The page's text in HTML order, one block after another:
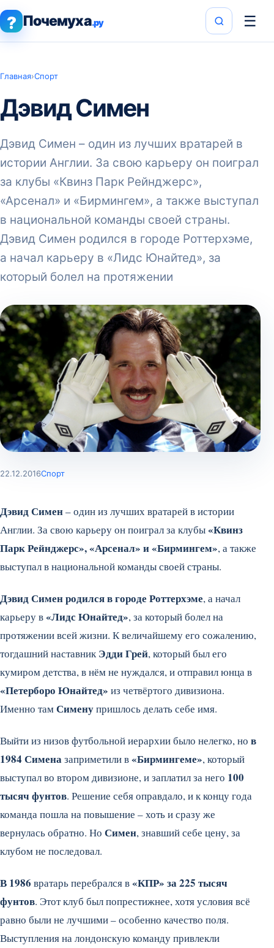
? Почемуха.ру ☰
Главная›Спорт
Дэвид Симен
Дэвид Симен – один из лучших вратарей в
истории Англии. За свою карьеру он поиграл
за клубы «Квинз Парк Рейнджерс»,
«Арсенал» и «Бирмингем», а также выступал
в национальной команды своей страны.
Дэвид Симен родился в городе Роттерхэме,
а начал карьеру в «Лидс Юнайтед», за
который болел на протяжении
22.12.2016Спорт
Дэвид Симен– один из лучших вратарей в истории
Англии. За свою карьеру он поиграл за клубы«Квинз
Парк Рейнджерс», «Арсенал» и «Бирмингем», а также
выступал в национальной команды своей страны.
Дэвид Симен родился в городе Роттерхэме, а начал
карьеру в«Лидс Юнайтед», за который болел на
протяжении всей жизни. К величайшему его сожалению,
тогдашний наставникЭдди Грей, который был его
кумиром детства, в нём не нуждался, и отправил юнца в
«Петерборо Юнайтед» из четвёртого дивизиона.
Именно тамСименупришлось делать себе имя.
Выйти из низов футбольной иерархии было нелегко, но в
1984 Сименазаприметили в«Бирмингеме», который
выступал во втором дивизионе, и заплатил за него 100
тысяч фунтов. Решение себя оправдало, и к концу года
команда пошла на повышение – хоть и сразу же
вернулась обратно. Но Симен, знавший себе цену, за
клубом не последовал.
В 1986 вратарь перебрался в«КПР» за 225 тысяч
фунтов. Этот клуб был попрестижнее, хотя условия всё
равно были не лучшими – особенно качество поля.
Выступления на лондонскую команду привлекли